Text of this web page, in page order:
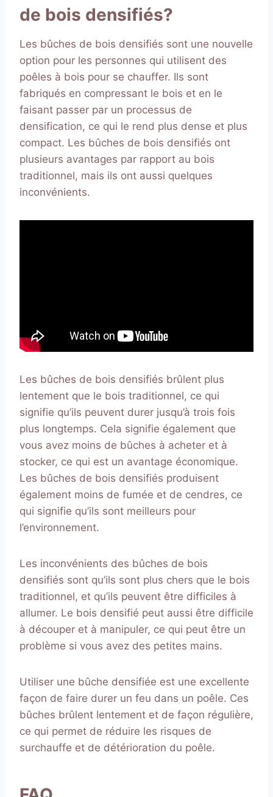
de bois densifiés?
Les bûches de bois densifiés sont une nouvelle
option pour les personnes qui utilisent des
poêles à bois pour se chauffer. Ils sont
fabriqués en compressant le bois et en le
faisant passer par un processus de
densification, ce qui le rend plus dense et plus
compact. Les bûches de bois densifiés ont
plusieurs avantages par rapport au bois
traditionnel, mais ils ont aussi quelques
inconvénients.
Les bûches de bois densifiés brûlent plus
lentement que le bois traditionnel, ce qui
signifie qu’ils peuvent durer jusqu’à trois fois
plus longtemps. Cela signifie également que
vous avez moins de bûches à acheter et à
stocker, ce qui est un avantage économique.
Les bûches de bois densifiés produisent
également moins de fumée et de cendres, ce
qui signifie qu’ils sont meilleurs pour
l’environnement.
Les inconvénients des bûches de bois
densifiés sont qu’ils sont plus chers que le bois
traditionnel, et qu’ils peuvent être difficiles à
allumer. Le bois densifié peut aussi être difficile
à découper et à manipuler, ce qui peut être un
problème si vous avez des petites mains.
Utiliser une bûche densifiée est une excellente
façon de faire durer un feu dans un poêle. Ces
bûches brûlent lentement et de façon régulière,
ce qui permet de réduire les risques de
surchauffe et de détérioration du poêle.